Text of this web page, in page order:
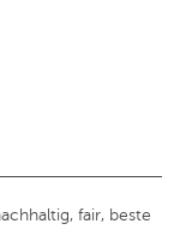
fair, beste